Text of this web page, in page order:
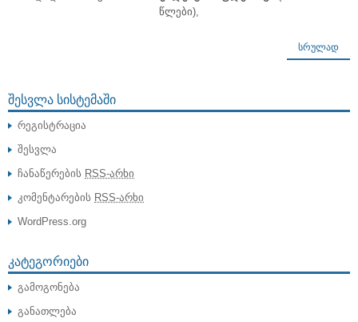
წლები),
ᲡᲠᲣᲚᲐᲓ
ᲨᲔᲡᲕᲚᲐ ᲡᲘᲡᲢᲔᲛᲐᲨᲘ
რეგისტრაცია
შესვლა
ჩანაწერების RSS-არხი
კომენტარების RSS-არხი
WordPress.org
ᲙᲐᲢᲔᲒᲝᲠᲘᲔᲑᲘ
გამოგონება
განათლება